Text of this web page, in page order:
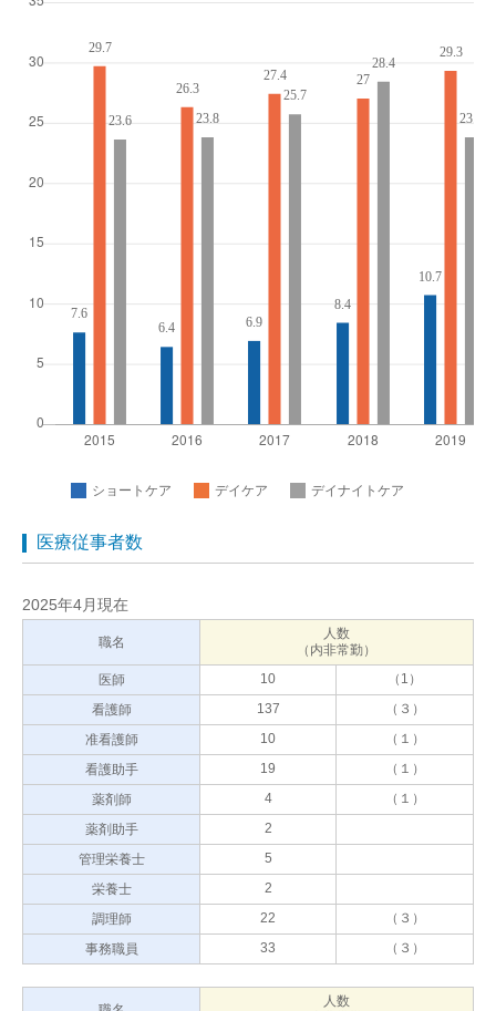
ショートケア デイケア デイナイトケア
医療従事者数
2025年4月現在
職名
人数
（内非常勤）
医師
10
（1）
看護師
137
（３）
准看護師
10
（１）
看護助手
19
（１）
薬剤師
4
（１）
薬剤助手
2
管理栄養士
5
栄養士
2
調理師
22
（３）
事務職員
33 （３）
人数